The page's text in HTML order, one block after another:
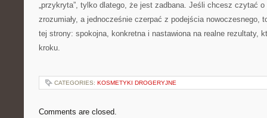
„przykryta”, tylko dlatego, że jest zadbana. Jeśli chcesz czytać
zrozumiały, a jednocześnie czerpać z podejścia nowoczesnego,
tej strony: spokojna, konkretna i nastawiona na realne rezultaty,
kroku.
CATEGORIES: KOSMETYKI DROGERYJNE
Comments are closed.